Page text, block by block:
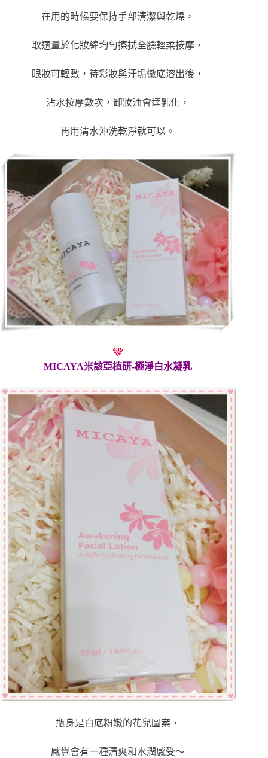
在用的時候要保持手部清潔與乾燥，
取適量於化妝綿均勻擦拭全臉輕柔按摩，
眼妝可輕敷，待彩妝與汙垢徹底溶出後，
沾水按摩數次，卸妝油會達乳化，
再用清水沖洗乾淨就可以。
MICAYA米該亞植研-極淨白水凝乳
瓶身是白底粉嫩的花兒圖案，
感覺會有一種清爽和水潤感受～